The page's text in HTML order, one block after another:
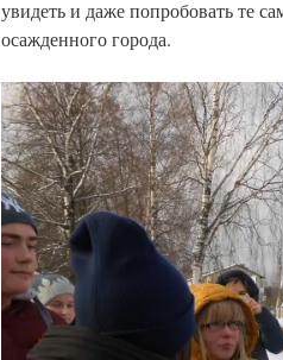
увидеть и даже попробовать те
осажденного города.